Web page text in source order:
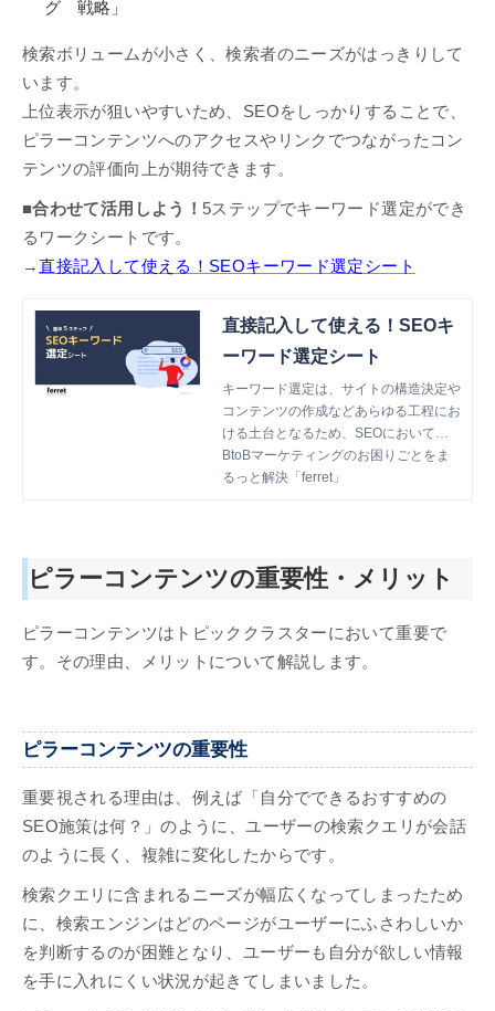
グ 戦略」
検索ボリュームが小さく、検索者のニーズがはっきりして
います。
上位表示が狙いやすいため、SEOをしっかりすることで、
ピラーコンテンツへのアクセスやリンクでつながったコン
テンツの評価向上が期待できます。
■合わせて活用しよう！ 5ステップでキーワード選定ができ
るワークシートです。
→直接記入して使える！SEOキーワード選定シート
直接記入して使える！SEOキ
ーワード選定シート
キーワード選定は、サイトの構造決定や
コンテンツの作成などあらゆる工程にお
ける土台となるため、SEOにおいて欠
かせないタスクです。 本書では、初心
者の方向けに『具体的な手順』や『キー
BtoBマーケティングのお困りごとをま
るっと解決「ferret」
ピラーコンテンツの重要性・メリット
ピラーコンテンツはトピッククラスターにおいて重要で
す。その理由、メリットについて解説します。
ピラーコンテンツの重要性
重要視される理由は、例えば「自分でできるおすすめの
SEO施策は何？」のように、ユーザーの検索クエリが会話
のように長く、複雑に変化したからです。
検索クエリに含まれるニーズが幅広くなってしまったため
に、検索エンジンはどのページがユーザーにふさわしいか
を判断するのが困難となり、ユーザーも自分が欲しい情報
を手に入れにくい状況が起きてしまいました。